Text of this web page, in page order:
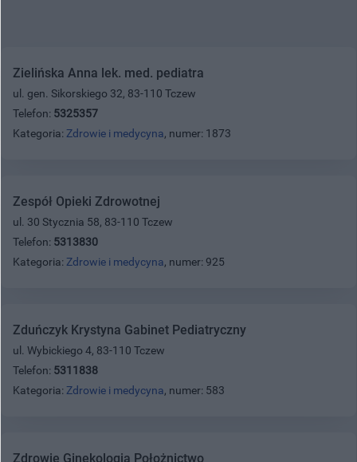
Zielińska Anna lek. med. pediatra
ul. gen. Sikorskiego 32, 83-110 Tczew
Telefon: 5325357
Kategoria: Zdrowie i medycyna, numer: 1873
Zespół Opieki Zdrowotnej
ul. 30 Stycznia 58, 83-110 Tczew
Telefon: 5313830
Kategoria: Zdrowie i medycyna, numer: 925
Zduńczyk Krystyna Gabinet Pediatryczny
ul. Wybickiego 4, 83-110 Tczew
Telefon: 5311838
Kategoria: Zdrowie i medycyna, numer: 583
Zdrowie Ginekologia Położnictwo